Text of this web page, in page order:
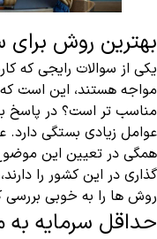
بهترین روش برای
یکی از سوالات رایجی که
مواجه هستند، این است
مناسب تر است؟ در پاسخ
عوامل زیادی بستگی دارد.
همگی در تعیین این
گذاری در این کشور را
روش ها را به خوبی بررسی
حداقل سرمایه به